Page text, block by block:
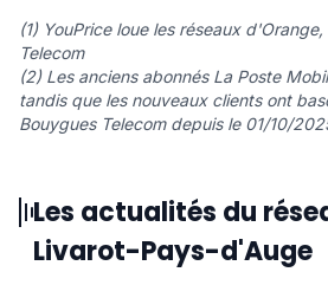
(1) YouPrice loue les réseaux
Telecom
(2) Les anciens abonnés La Poste
tandis que les nouveaux clients ont
Bouygues Telecom depuis le 01/10/
Les actualités du
Livarot-Pays-d'Auge